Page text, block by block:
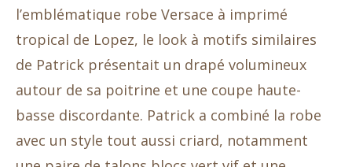
l’emblématique robe Versace à imprimé
tropical de Lopez, le look à motifs similaires
de Patrick présentait un drapé volumineux
autour de sa poitrine et une coupe haute-
basse discordante. Patrick a combiné la robe
avec un style tout aussi criard, notamment